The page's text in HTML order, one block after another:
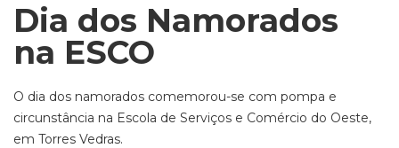
Dia dos Namorados
na ESCO
O dia dos namorados comemorou-se com pompa e
circunstância na Escola de Serviços e Comércio do Oeste,
em Torres Vedras.